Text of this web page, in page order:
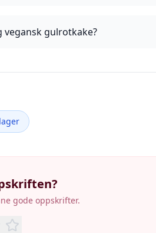
vegansk gulrotkake?
gode oppskrifter.